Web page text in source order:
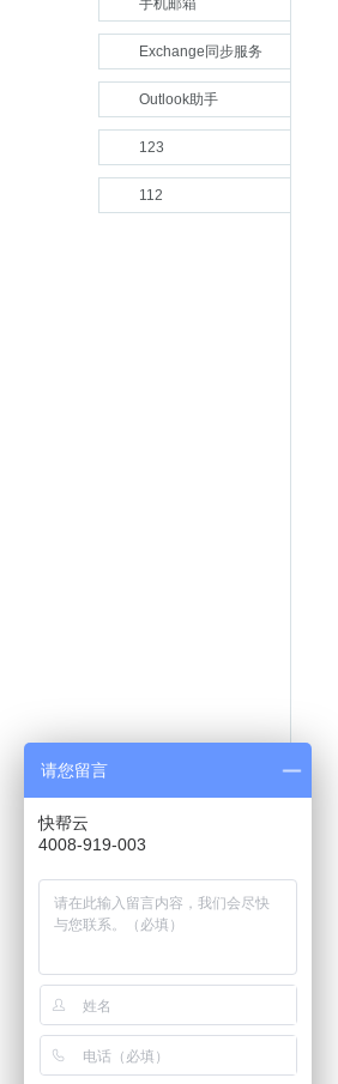
手机邮箱
Exchange同步服务
Outlook助手
123
112
请您留言
快帮云
4008-919-003